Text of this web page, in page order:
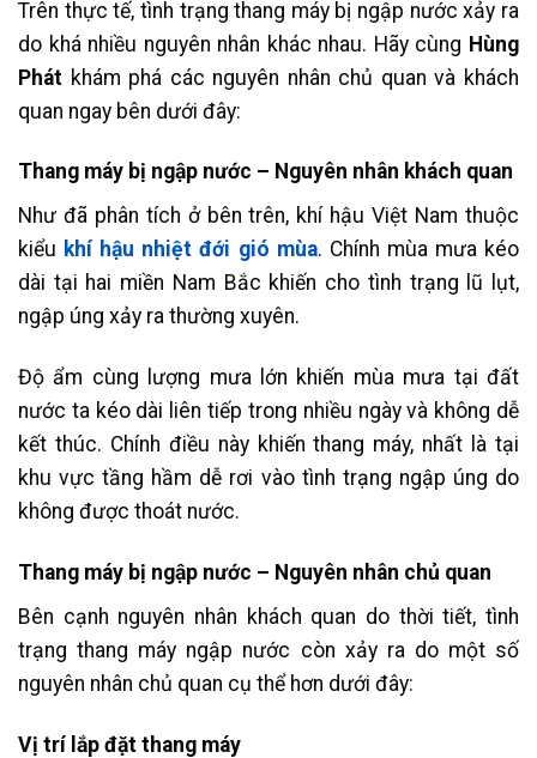
Trên thực tế, tình trạng thang máy bị ngập nước xảy ra
do khá nhiều nguyên nhân khác nhau. Hãy cùng Hùng
Phát khám phá các nguyên nhân chủ quan và khách
quan ngay bên dưới đây:
Thang máy bị ngập nước – Nguyên nhân khách quan
Như đã phân tích ở bên trên, khí hậu Việt Nam thuộc
kiểu khí hậu nhiệt đới gió mùa. Chính mùa mưa kéo
dài tại hai miền Nam Bắc khiến cho tình trạng lũ lụt,
ngập úng xảy ra thường xuyên.
Độ ẩm cùng lượng mưa lớn khiến mùa mưa tại đất
nước ta kéo dài liên tiếp trong nhiều ngày và không dễ
kết thúc. Chính điều này khiến thang máy, nhất là tại
khu vực tầng hầm dễ rơi vào tình trạng ngập úng do
không được thoát nước.
Thang máy bị ngập nước – Nguyên nhân chủ quan
Bên cạnh nguyên nhân khách quan do thời tiết, tình
trạng thang máy ngập nước còn xảy ra do một số
nguyên nhân chủ quan cụ thể hơn dưới đây:
Vị trí lắp đặt thang máy